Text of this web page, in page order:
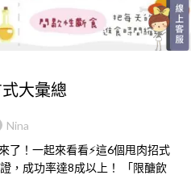
大彙總
Nina
了！一起來看看⚡這6個甩肉招式
，成功率達8成以上！ 「限醣飲